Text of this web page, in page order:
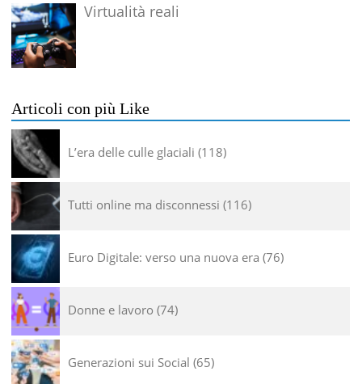
Virtualità reali
Articoli con più Like
L’era delle culle glaciali 118
Tutti online ma disconnessi 116
Euro Digitale: verso una nuova era 76
Donne e lavoro 74
Generazioni sui Social 65